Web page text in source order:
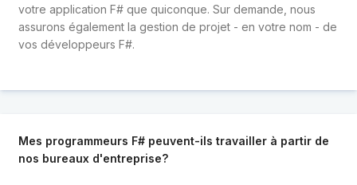
votre application F# que quiconque. Sur demande, nous
assurons également la gestion de projet - en votre nom - de
vos développeurs F#.
Mes programmeurs F# peuvent-ils travailler à partir de
nos bureaux d'entreprise?